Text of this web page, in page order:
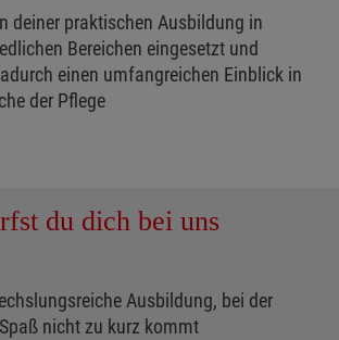
deiner praktischen Ausbildung in
Bereichen eingesetzt und
einen umfangreichen Einblick in
der Pflege
du dich bei uns
Ausbildung, bei der
nicht zu kurz kommt